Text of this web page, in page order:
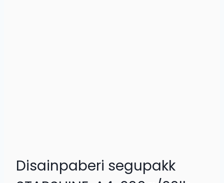
Disainpaberi segupakk